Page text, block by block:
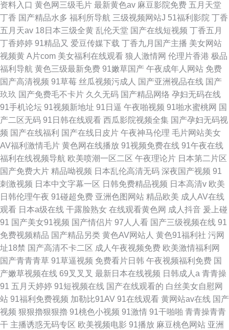
资料入口 黄色网三级毛片 最新黄色av 麻豆影院免费 五月天堂
丁香 国产精品水多 福利所导航 三级视频网站J 51福利影院 丁香
五月天av 18日本三级全黄 乱伦天堂 国产在线短视频 丁香五月
丁香婷婷 91精品又 爱豆传媒下载 丁香九月国产主播 美女网站
视频黄 A片com 美女福利在线观看 狼人激情网 伦理片香港 极品
福利导航 黄色三级最新免费 91嫩草国产 午夜成年人网站 免费
国产高清视频 91草莓 丝瓜视频污成人 国产亚洲视品在线 国产
玖玖 国产免费毛不卡片 久久无码 国产精品网络 孕妇无码在线
91手机论坛 91视频新地址 91日逼 午夜啪视频 91啪水蜜桃网 国
产二区无码 91日韩在线观看 西瓜影院视频全集 国产孕妇无码视
频 国产在线福利 国产在线日皮片 午夜神马伦理 毛片网站美女
AV福利激情毛片 黄色网在线播放 91视频免费在线 91午夜在线
福利在线视频导航 欧美喷潮一区二区 午夜理论片 日本第二片区
国产免费大片 精品呦视频 日本乱伦高清无码 深夜国产视频 91
刺激视频 日本中文字幕一区 日韩免费精品视频 日本高清v 欧美
日韩伦理午夜 91碰超免费 亚洲色图网站 精品欧美 成人AV在线
观看 日本a级在线 干露脸熟女 在线观看黄色网 成人抖音 爰上碰
91 国产美女91视频 国产情侣片 97人人看 国产三级视频在线 91
免费视频精品 国产精品另类 黄色AV网站人 黄色91福利社 污网
址18禁 国产高清不卡二区 成人午夜视频免费 欧美激情福利网
国产青青青草 91草逼视频 免费看片日韩 午夜视频福利免费 国
产嫩草视频在线 69叉叉叉 最新日本在线视频 日韩成人a 青青操
91 五月天婷婷 91短视频在线 国产在线观看的 白丝美女自慰网
站 91福利免费视频 加勒比91AV 91在线观看 黄网站av在线 国产
视频 狠狠擼狠狠擼 91桃色小视频 91激情 91干啪啪 青青操青青
干 主播诱惑无码专区 欧美视频电影 91播放 麻豆桃色网站 亚洲